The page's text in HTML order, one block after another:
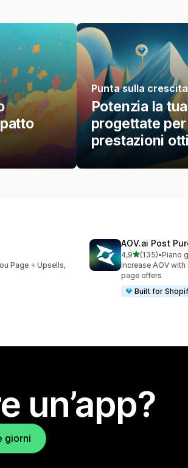
Punta sulla crescita
Potenzia la
progettate
prestazioni
Page + Upsells,
AOV.ai Post
4,9stelle su 5
(135)
135 recensioni
•Piano
Increase AOV
page offers
Built for
un’app?
giorni